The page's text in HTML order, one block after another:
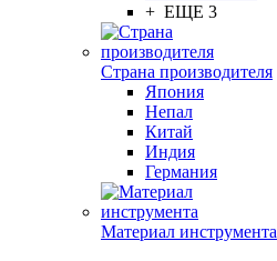
+ ЕЩЕ 3
Страна производителя
Япония
Непал
Китай
Индия
Германия
Материал инструмента